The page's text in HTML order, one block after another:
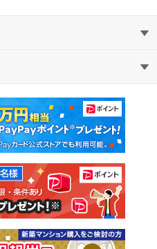
中古マンション
中古一戸建て
土地
教えて！住まいの先生